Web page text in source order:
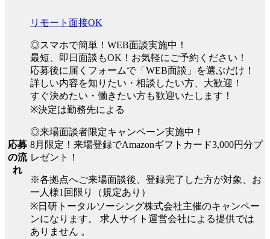
応募
の流
れ
リモート面接OK
◎スマホで簡単！WEB面談実施中！
最短、即日面談もOK！お気軽にご予約ください！
応募後に届くフォームで「WEB面談」を選ぶだけ！
詳しい内容を知りたい・相談したい方、大歓迎！
すぐ決めたい・働きたい方も歓迎いたします！
※決定は勤務先による
◎来場面談者限定キャンペーン実施中！
8月限定！来場登録でAmazonギフトカード3,000円分プ
レゼント！
※各拠点へご来場面談後、登録完了した方が対象、お
一人様1回限り（規定あり）
※日研トータルソーシング株式会社主催のキャンペー
ンになります。 求人サイト運営会社による提供では
ありません 。